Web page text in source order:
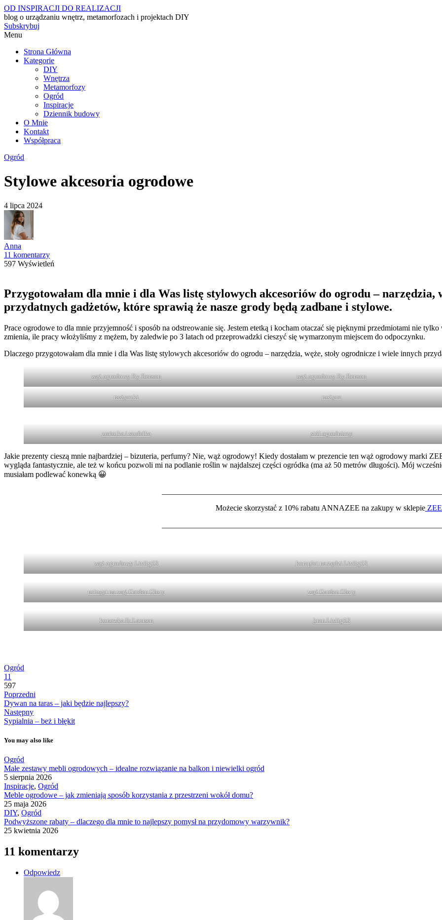
OD INSPIRACJI DO REALIZACJI
blog o urządzaniu wnętrz, metamorfozach i projektach DIY
Subskrybuj
Menu
Strona Główna
Kategorie
DIY
Wnętrza
Metamorfozy
Ogród
Inspiracje
Dziennik budowy
O Mnie
Kontakt
Współpraca
Ogród
Stylowe akcesoria ogrodowe
4 lipca 2024
Anna
11 komentarzy
597 Wyświetleń
Przygotowałam dla mnie i dla Was listę stylowych akcesoriów do ogrodu – narzędzia,
przydatnych gadżetów, które sprawią że nasze grody będą zadbane i stylowe.
Prace ogrodowe to dla mnie przyjemność i sposób na odstreowanie się. Jestem etetką i kocham otaczać się pięknymi przedmiotami nie
zmienia, ile pracy włożyliśmy z mężem, by zaledwie po 3 latach od przeprowadzki cieszyć się wymarzonym miejscem do odpoczynku.
Dlaczego przygotowałam dla mnie i dla Was listę stylowych akcesoriów do ogrodu – narzędzia, węże, stoły ogrodnicze i wiele innych
wąż ogrodowy By Benson wąż ogrodowy By Benson
nożyczki nożyce
zmiotka i szufelka stół ogrodniczy
Jakie prezenty cieszą mnie najbardziej – bizuteria, perfumy? Nie, wąż ogrodowy! Kiedy dostałam w prezencie ten wąż ogrodowy marki
wygląda fantastycznie, ale też w końcu pozwoli mi na podlanie roślin w najdalszej części ogródka (ma aż 50 metrów długości). Mój
musiałam podlewać konewką 😀
Możecie skorzystać z 10% rabatu ANNAZEE na zakupy w sklepie
wąż ogrodowy Livlig53 komplet narzędzi Livlig53
uchwyt na wąż Garden Glory wąż Garden Glory
konewka Ib Laursen kran Livlig53
Ogród
11
597
Poprzedni
Dywan na taras – jaki będzie najlepszy?
Następny
Sypialnia – beż i błękit
You may also like
Ogród
Małe zestawy mebli ogrodowych – idealne rozwiązanie na balkon i niewielki ogród
5 sierpnia 2026
Inspiracje, Ogród
Meble ogrodowe – jak zmieniają sposób korzystania z przestrzeni wokół domu?
25 maja 2026
DIY, Ogród
Podwyższone rabaty – dlaczego dla mnie to najlepszy pomysł na przydomowy warzywnik?
25 kwietnia 2026
11 komentarzy
Odpowiedz